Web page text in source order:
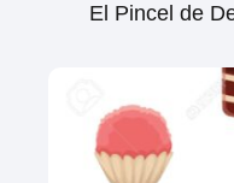
El Pincel de